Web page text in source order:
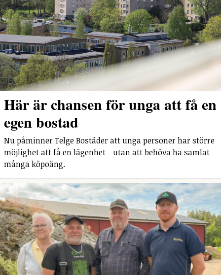
Här är chansen för unga att få en
egen bostad
Nu påminner Telge Bostäder att unga personer har större
möjlighet att få en lägenhet - utan att behöva ha samlat
många köpoäng.